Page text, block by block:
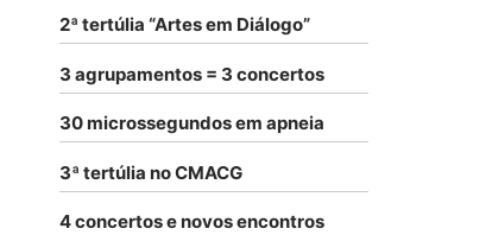
2ª tertúlia “Artes em Diálogo”
3 agrupamentos = 3 concertos
30 microssegundos em apneia
3ª tertúlia no CMACG
4 concertos e novos encontros